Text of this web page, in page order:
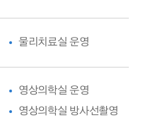
물리치료실 운영
영상의학실 운영
영상의학실 방사선촬영